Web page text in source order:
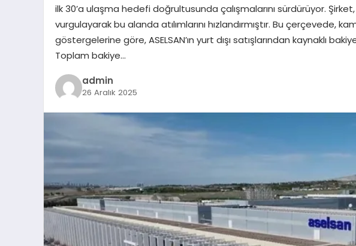
ilk 30’a ulaşma hedefi doğrultusunda çalışmalarını sürdürüyor.
vurgulayarak bu alanda atılımlarını hızlandırmıştır. Bu çerçevede,
göstergelerine göre, ASELSAN’ın yurt dışı satışlarından kaynaklı
Toplam bakiye…
admin
26 Aralık 2025